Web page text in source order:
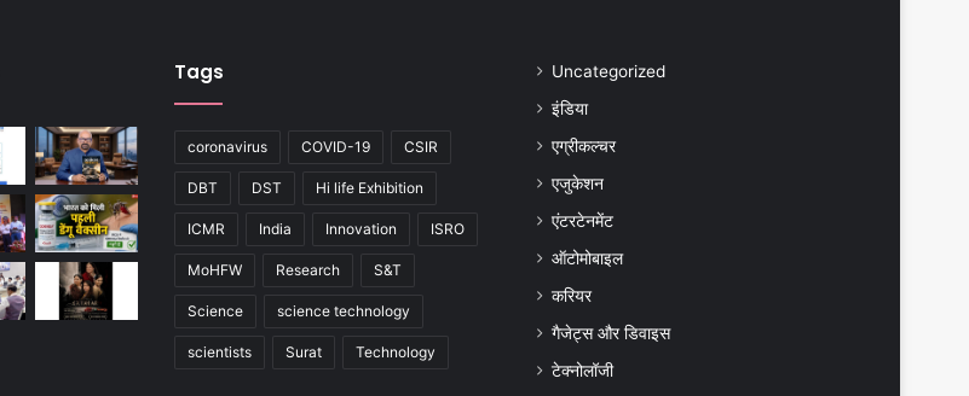
Tags
coronavirus COVID-19 CSIR
DBT DST Hi life Exhibition
ICMR India Innovation ISRO
MoHFW Research S&T
Science science technology
scientists Surat Technology
Uncategorized
इंडिया
एग्रीकल्चर
एजुकेशन
एंटरटेनमेंट
ऑटोमोबाइल
करियर
गैजेट्स और डिवाइस
टेक्नोलॉजी